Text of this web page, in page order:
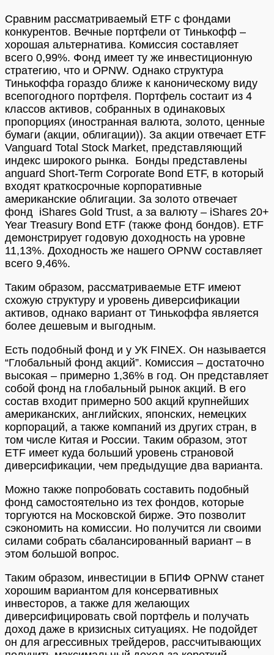
Сравним рассматриваемый ETF с фондами
конкурентов. Вечные портфели от Тинькофф –
хорошая альтернатива. Комиссия составляет
всего 0,99%. Фонд имеет ту же инвестиционную
стратегию, что и OPNW. Однако структура
Тинькоффа гораздо ближе к каноническому виду
всепогодного портфеля. Портфель состаит из 4
классов активов, собранных в одинаковых
пропорциях (иностранная валюта, золото, ценные
бумаги (акции, облигации)). За акции отвечает ETF
Vanguard Total Stock Market, представляющий
индекс широкого рынка. Бонды представлены
anguard Short-Term Corporate Bond ETF, в который
входят краткосрочные корпоративные
американские облигации. За золото отвечает
фонд iShares Gold Trust, а за валюту – iShares 20+
Year Treasury Bond ETF (также фонд бондов). ETF
демонстрирует годовую доходность на уровне
11,13%. Доходность же нашего OPNW составляет
всего 9,46%.
Таким образом, рассматриваемые ETF имеют
схожую структуру и уровень диверсификации
активов, однако вариант от Тинькоффа является
более дешевым и выгодным.
Есть подобный фонд и у УК FINEX. Он называется
“Глобальный фонд акций”. Комиссия – достаточно
высокая – примерно 1,36% в год. Он представляет
собой фонд на глобальный рынок акций. В его
состав входит примерно 500 акций крупнейших
американских, английских, японских, немецких
корпораций, а также компаний из других стран, в
том числе Китая и России. Таким образом, этот
ETF имеет куда больший уровень страновой
диверсификации, чем предыдущие два варианта.
Можно также попробовать составить подобный
фонд самостоятельно из тех фондов, которые
торгуются на Московской бирже. Это позволит
сэкономить на комиссии. Но получится ли своими
силами собрать сбалансированный вариант – в
этом большой вопрос.
Таким образом, инвестиции в БПИФ OPNW станет
хорошим вариантом для консервативных
инвесторов, а также для желающих
диверсифицировать свой портфель и получать
доход даже в кризисных ситуациях. Не подойдет
он для агрессивных трейдеров, рассчитывающих